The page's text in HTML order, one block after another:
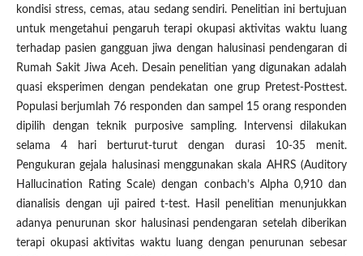
kondisi stress, cemas, atau sedang sendiri. Penelitian ini bertujuan
untuk mengetahui pengaruh terapi okupasi aktivitas waktu luang
terhadap pasien gangguan jiwa dengan halusinasi pendengaran di
Rumah Sakit Jiwa Aceh. Desain penelitian yang digunakan adalah
quasi eksperimen dengan pendekatan one grup Pretest-Posttest.
Populasi berjumlah 76 responden dan sampel 15 orang responden
dipilih dengan teknik purposive sampling. Intervensi dilakukan
selama 4 hari berturut-turut dengan durasi 10-35 menit.
Pengukuran gejala halusinasi menggunakan skala AHRS (Auditory
Hallucination Rating Scale) dengan conbach’s Alpha 0,910 dan
dianalisis dengan uji paired t-test. Hasil penelitian menunjukkan
adanya penurunan skor halusinasi pendengaran setelah diberikan
terapi okupasi aktivitas waktu luang dengan penurunan sebesar